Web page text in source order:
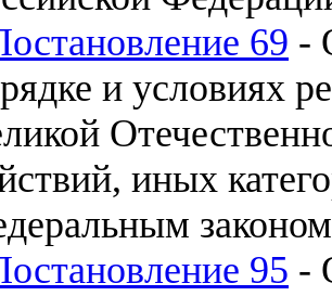
69 -
и условиях
иных
95 -